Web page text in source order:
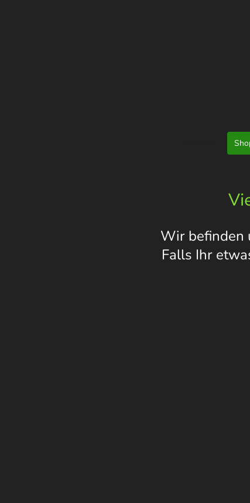
Wir befinden
Falls Ihr